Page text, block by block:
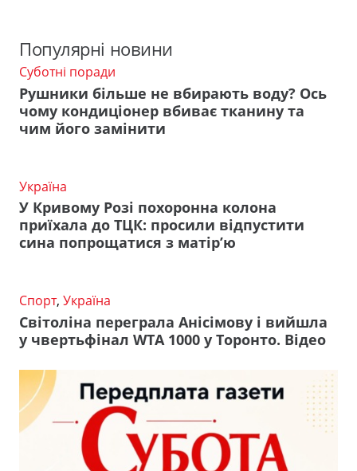
Популярні новини
Суботні поради
Рушники більше не вбирають воду? Ось
чому кондиціонер вбиває тканину та
чим його замінити
Україна
У Кривому Розі похоронна колона
приїхала до ТЦК: просили відпустити
сина попрощатися з матір’ю
Спорт, Україна
Світоліна переграла Анісімову і вийшла
у чвертьфінал WTA 1000 у Торонто. Відео